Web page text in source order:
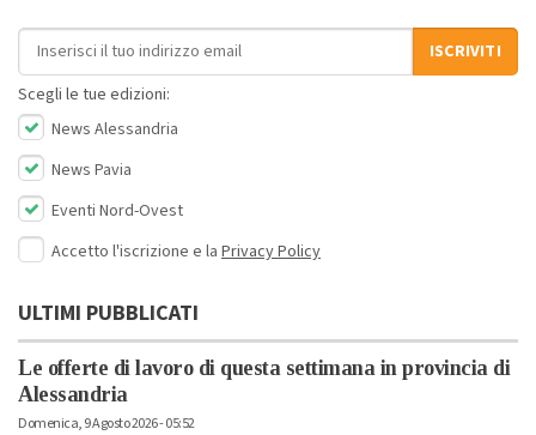
Indirizzo email
ISCRIVITI
Scegli le tue edizioni:
News Alessandria
News Pavia
Eventi Nord-Ovest
Accetto l'iscrizione e la Privacy Policy
ULTIMI PUBBLICATI
Le offerte di lavoro di questa settimana in provincia di
Alessandria
Domenica, 9 Agosto 2026 - 05:52